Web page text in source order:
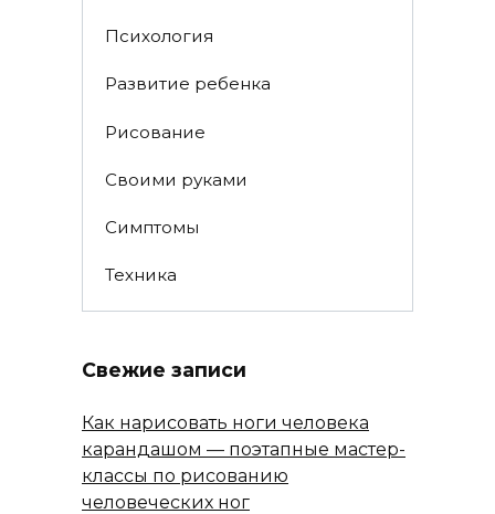
Психология
Развитие ребенка
Рисование
Своими руками
Симптомы
Техника
Свежие записи
Как нарисовать ноги человека
карандашом — поэтапные мастер-
классы по рисованию
человеческих ног